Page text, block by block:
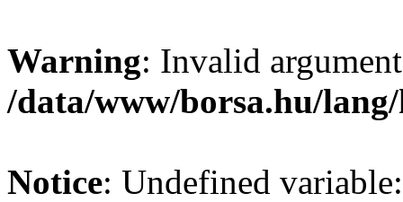
Warning: Invalid
/data/www/borsa.hu/
Notice: Undefined